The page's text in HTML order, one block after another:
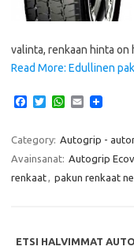
valinta, renkaan hinta
Read More: Edullinen
e
b
o
o
T
t
e
r
W
t
A
p
E
i
Category: Autogrip -
Avainsanat: Autogrip
renkaat
pakun renkaat
ETSI HALVIMMAT